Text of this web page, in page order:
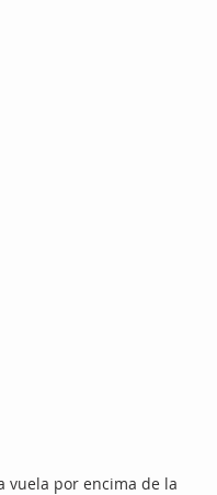
vuela por encima de la